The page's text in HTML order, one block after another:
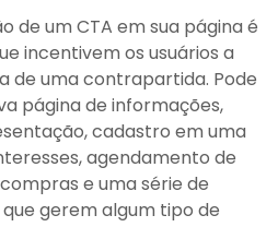
de um CTA em sua página é
incentivem os usuários a
de uma contrapartida. Pode
página de informações,
cadastro em uma
agendamento de
e uma série de
gerem algum tipo de